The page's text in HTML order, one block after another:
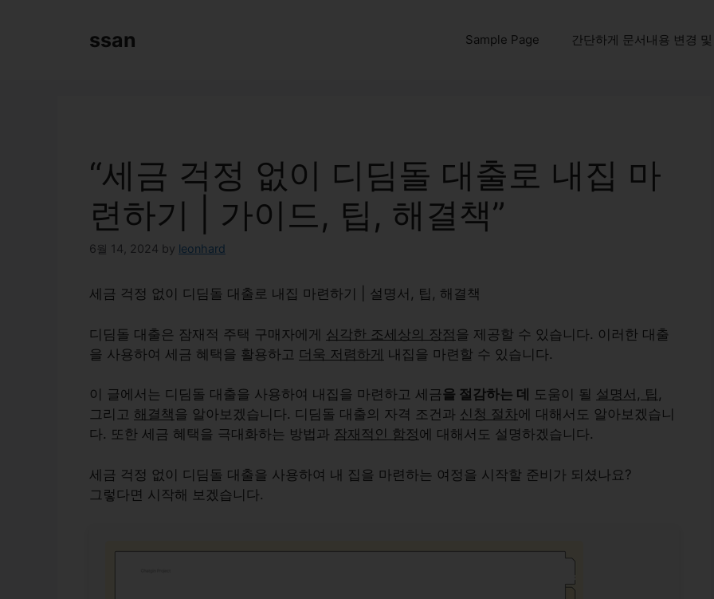
ssan Sample Page 간단하게 문서내용 변경
“세금 걱정 없이 디딤돌 대출로 내집 마
련하기 | 가이드, 팁, 해결책”
6월 14, 2024 by leonhard
세금 걱정 없이 디딤돌 대출로 내집 마련하기 | 설명서, 팁, 해결책
디딤돌 대출은 잠재적 주택 구매자에게 심각한 조세상의 장점 을 제공할 수 있습니다. 이러한 대출
을 사용하여 세금 혜택을 활용하고 더욱 저렴하게 내집을 마련할 수 있습니다.
이 글에서는 디딤돌 대출을 사용하여 내집을 마련하고 세금을 절감하는 데 도움이 될 설명서, 팁 ,
그리고 해결책 을 알아보겠습니다. 디딤돌 대출의 자격 조건과 신청 절차에 대해서도 알아보겠습니
다. 또한 세금 혜택을 극대화하는 방법과 잠재적인 함정 에 대해서도 설명하겠습니다.
세금 걱정 없이 디딤돌 대출을 사용하여 내 집을 마련하는 여정을 시작할 준비가 되셨나요?
그렇다면 시작해 보겠습니다.